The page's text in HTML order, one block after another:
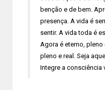
benção e de bem.
presença. A vida é
sentir. A vida toda é
Agora é eterno, pleno
pleno e real. Seja
Integre a consciência